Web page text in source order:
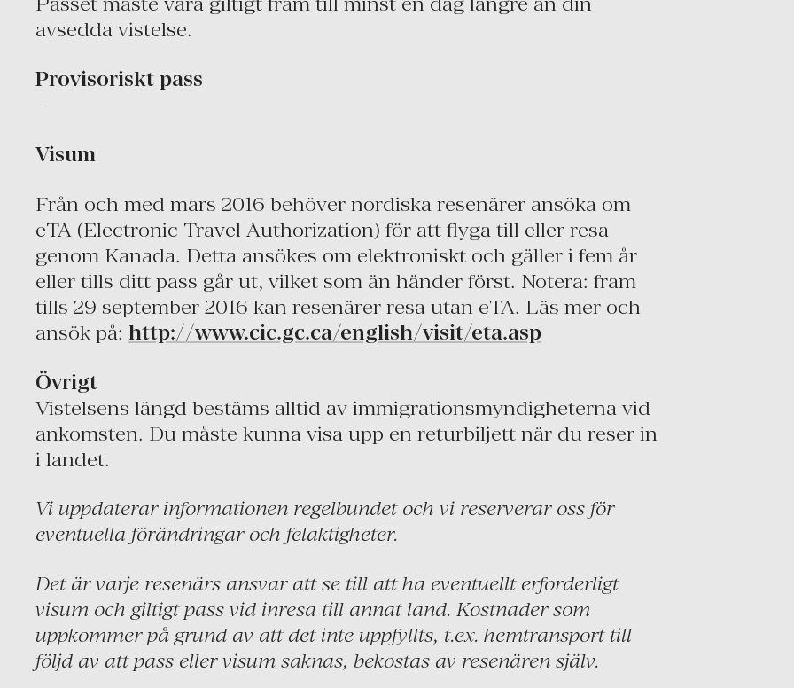
avsedda vistelse.
Provisoriskt pass
-
Visum
Från och med mars 2016 behöver nordiska resenärer ansöka om
eTA (Electronic Travel Authorization) för att flyga till eller resa
genom Kanada. Detta ansökes om elektroniskt och gäller i fem år
eller tills ditt pass går ut, vilket som än händer först. Notera: fram
tills 29 september 2016 kan resenärer resa utan eTA. Läs mer och
ansök på: http://www.cic.gc.ca/english/visit/eta.asp
Övrigt
Vistelsens längd bestäms alltid av immigrationsmyndigheterna vid
ankomsten. Du måste kunna visa upp en returbiljett när du reser in
i landet.
Vi uppdaterar informationen regelbundet och vi reserverar oss för
eventuella förändringar och felaktigheter.
Det är varje resenärs ansvar att se till att ha eventuellt erforderligt
visum och giltigt pass vid inresa till annat land. Kostnader som
uppkommer på grund av att det inte uppfyllts, t.ex. hemtransport till
följd av att pass eller visum saknas, bekostas av resenären själv.